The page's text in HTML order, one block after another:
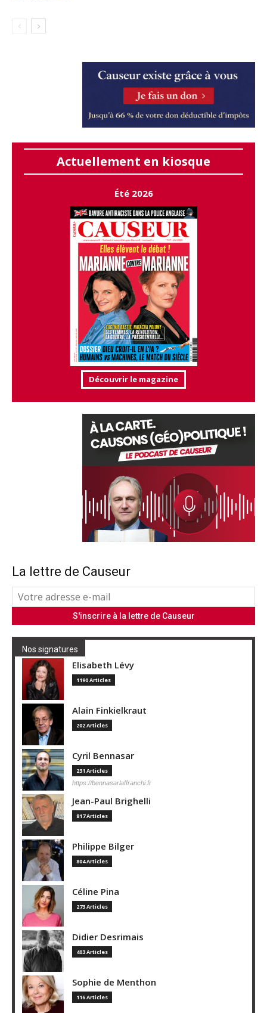
Actuellement en kiosque
Été 2026
Découvrir le magazine
La lettre de Causeur
Nos signatures
Elisabeth Lévy
1190 Articles
Alain Finkielkraut
202 Articles
Cyril Bennasar
231 Articles
https://bennasarlaffranchi.fr
Jean-Paul Brighelli
817 Articles
Philippe Bilger
804 Articles
Céline Pina
273 Articles
Didier Desrimais
403 Articles
Sophie de Menthon
116 Articles